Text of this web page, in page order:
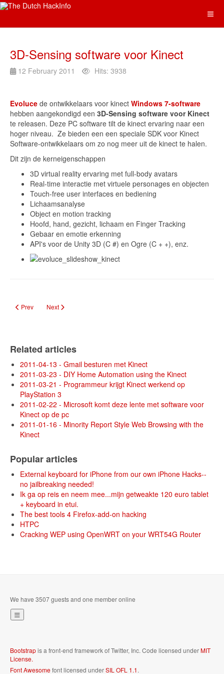
3D-Sensing software voor Kinect
12 February 2011 Hits: 3938
Evoluce de ontwikkelaars voor kinect Windows 7-software
hebben aangekondigd een 3D-Sensing software voor Kinect
te releasen. Deze PC software tilt de kinect ervaring naar een
hoger niveau. Ze bieden een een speciale SDK voor Kinect
Software-ontwikkelaars om zo nog meer uit de kinect te halen.
Dit zijn de kerneigenschappen
3D virtual reality ervaring met full-body avatars
Real-time interactie met virtuele personages en objecten
Touch-free user interfaces en bediening
Lichaamsanalyse
Object en motion tracking
Hoofd, hand, gezicht, lichaam en Finger Tracking
Gebaar en emotie erkenning
API's voor de Unity 3D (C #) en Ogre (C + +), enz.
Previous article: Kinect Made to Work on Android
Prev Next article: Minority Report Style Web Browsing with the Kinect
Next
Related articles
2011-04-13 - Gmail besturen met Kinect
2011-03-23 - DIY Home Automation using the Kinect
2011-03-21 - Programmeur krijgt Kinect werkend op
PlayStation 3
2011-02-22 - Microsoft komt deze lente met software voor
Kinect op de pc
2011-01-16 - Minority Report Style Web Browsing with the
Kinect
Popular articles
External keyboard for iPhone from our own iPhone Hacks--
no jailbreaking needed!
Ik ga op reis en neem mee...mijn getweakte 120 euro tablet
+ keyboard in etui.
The best tools 4 Firefox-add-on hacking
HTPC
Cracking WEP using OpenWRT on your WRT54G Router
We have 3507 guests and one member online
Bootstrapis a front-end framework of Twitter, Inc. Code licensed underMIT
License.
Font Awesomefont licensed underSIL OFL 1.1.